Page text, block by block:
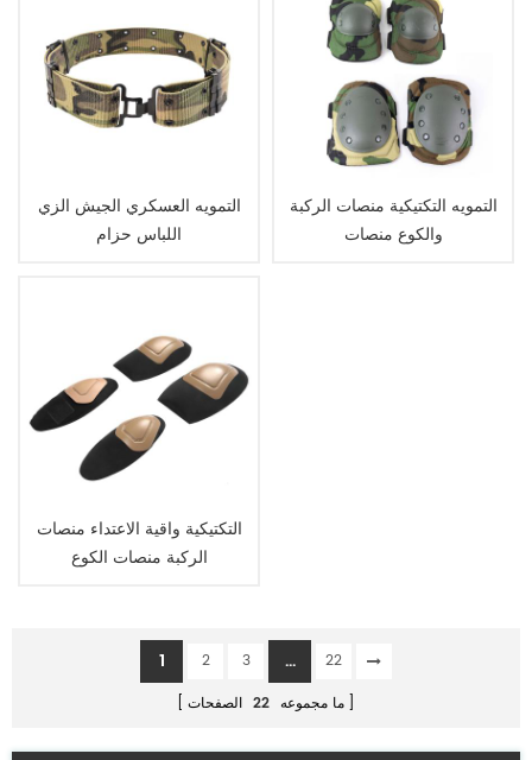
التمويه العسكري الجيش الزي
اللباس حزام
التمويه التكتيكية منصات الركبة
والكوع منصات
التكتيكية واقية الاعتداء منصات
الركبة منصات الكوع
1 2 3 ...
22
ما مجموعه 22 الصفحات